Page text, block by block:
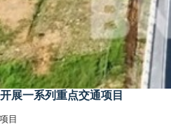
展一系列重点交通项目
目